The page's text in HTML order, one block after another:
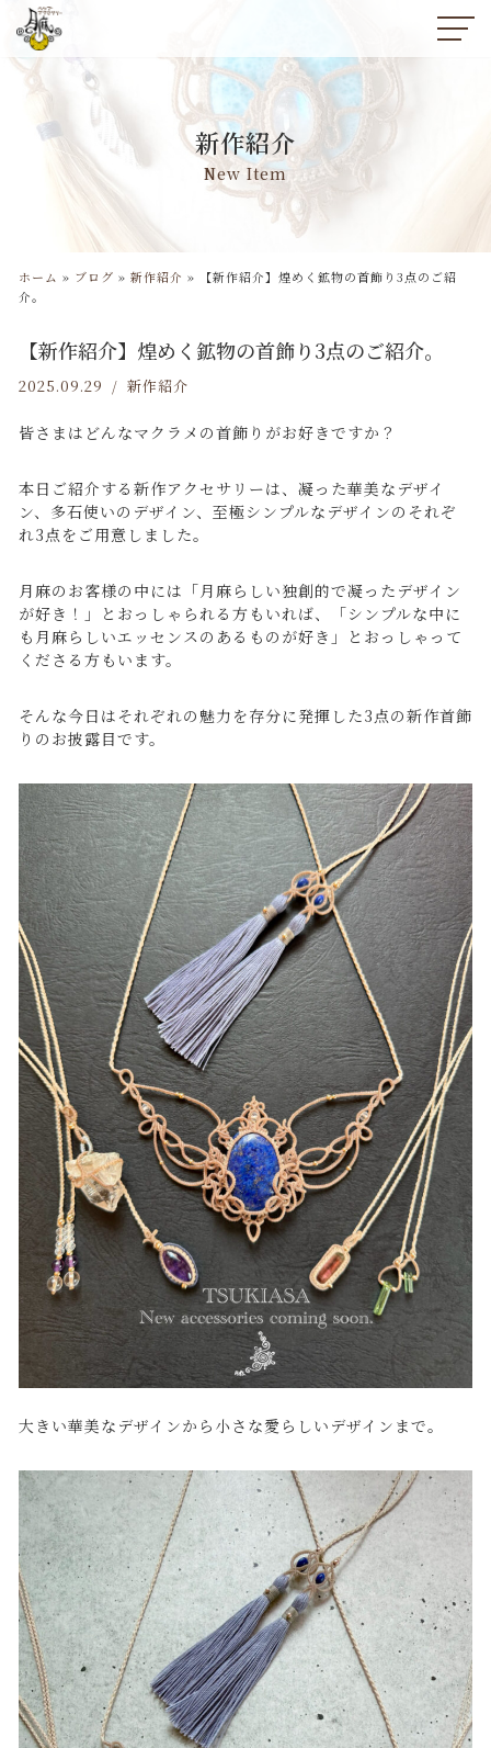
コ
ン
新作紹介
New Item
ホーム » ブログ » 新作紹介 »
【新作紹介】煌めく鉱物の首飾り3点のご紹
介。
【新作紹介】煌めく鉱物の首飾り3点のご紹介。
2025.09.29 新作紹介
皆さまはどんなマクラメの首飾りがお好きですか？
本日ご紹介する新作アクセサリーは、凝った華美なデザイ
ン、多石使いのデザイン、至極シンプルなデザインのそれぞ
れ3点をご用意しました。
月麻のお客様の中には「月麻らしい独創的で凝ったデザイン
が好き！」とおっしゃられる方もいれば、「シンプルな中に
も月麻らしいエッセンスのあるものが好き」とおっしゃって
くださる方もいます。
そんな今日はそれぞれの魅力を存分に発揮した3点の新作首飾
りのお披露目です。
大きい華美なデザインから小さな愛らしいデザインまで。